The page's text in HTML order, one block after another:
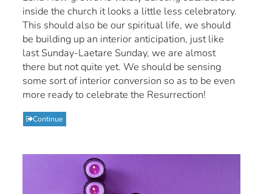
inside the church it looks a little less celebratory.
This should also be our spiritual life, we should
be building up an interior anticipation, just like
last Sunday-Laetare Sunday, we are almost
there but not quite yet. We should be sensing
some sort of interior conversion so as to be even
more ready to celebrate the Resurrection!
Continue